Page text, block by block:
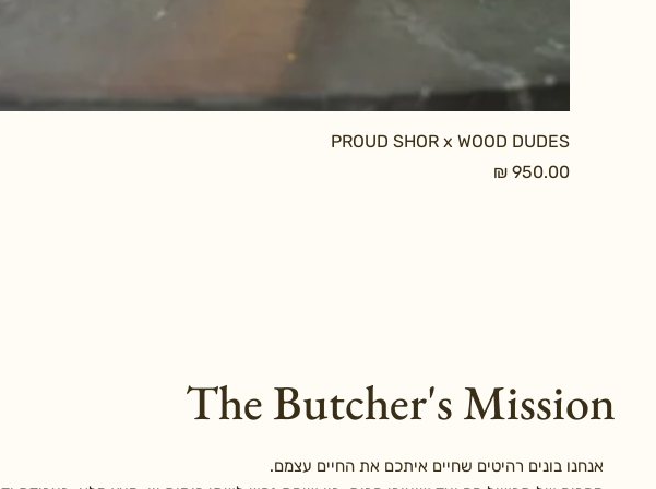
PROUD SHOR x WOOD DUDES
מחיר
The Butcher's Mission
אנחנו בונים רהיטים שחיים איתכם את החיים עצמם.